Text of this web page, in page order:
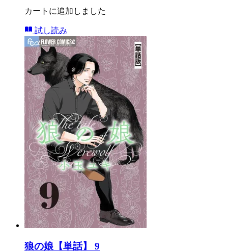
カートに追加しました
試し読み
狼の娘【単話】 9